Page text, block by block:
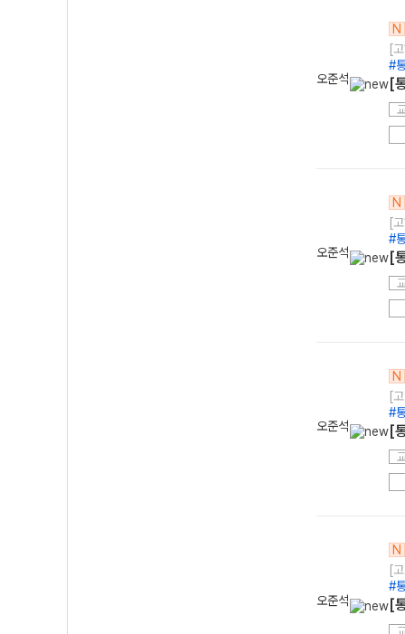
오준석
N
[
#
[
오준석
N
[
#
[
오준석
N
[
#
[
오준석
N
[
#
[